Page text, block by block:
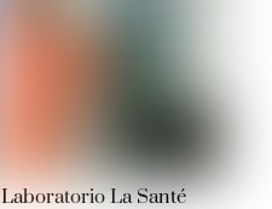
Laboratorio La Santé